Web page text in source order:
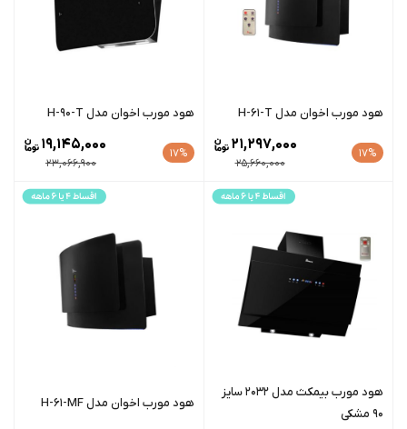
هود مورب اخوان مدل H-61-T
17%
25,660,000
21,297,000
هود مورب اخوان مدل H-90-T
17%
23,066,900
19,145,000
هود مورب بیمکث مدل 2032 سایز
90 مشکی
هود مورب اخوان مدل H-61-MF